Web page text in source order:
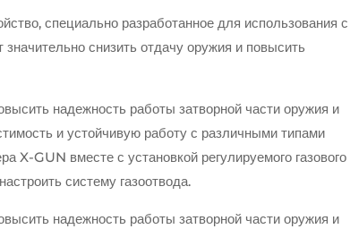
специально разработанное для использования с
снизить отдачу оружия и повысить
надежность работы затворной части оружия и
и устойчивую работу с различными типами
X-GUN вместе с установкой регулируемого газового
систему газоотвода.
надежность работы затворной части оружия и